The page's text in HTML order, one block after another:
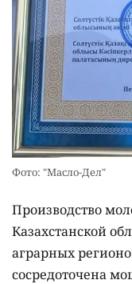
Фото: "Масло-Дел"
Производство
Казахстанской
аграрных
сосредоточена